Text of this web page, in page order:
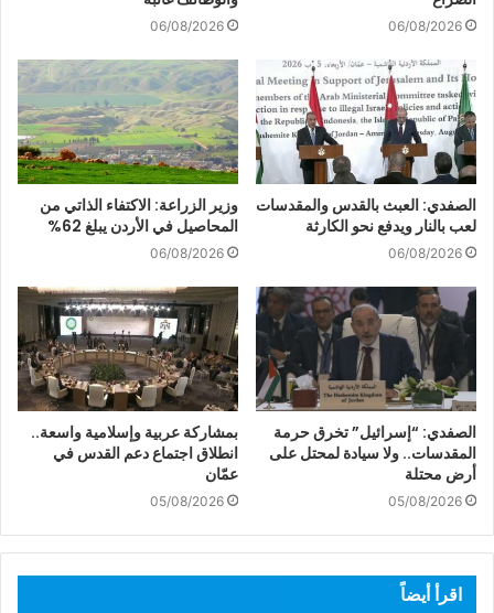
06/08/2026
06/08/2026
الصفدي: العبث بالقدس والمقدسات
لعب بالنار ويدفع نحو الكارثة
06/08/2026
وزير الزراعة: الاكتفاء الذاتي من
المحاصيل في الأردن يبلغ 62%
06/08/2026
الصفدي: “إسرائيل” تخرق حرمة
المقدسات.. ولا سيادة لمحتل على
أرض محتلة
05/08/2026
بمشاركة عربية وإسلامية واسعة..
انطلاق اجتماع دعم القدس في
عمّان
05/08/2026
اقرأ أيضاً